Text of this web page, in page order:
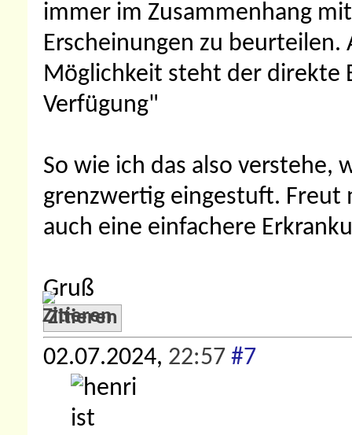
immer im Zusammenhang
Erscheinungen zu
Möglichkeit steht der direkte
Verfügung"
So wie ich das also verstehe,
grenzwertig eingestuft. Freut
auch eine einfachere
Gruß
Zitieren
02.07.2024, 22:57 #7